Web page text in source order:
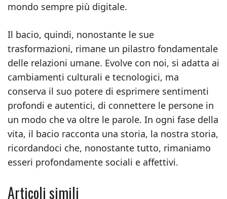
mondo sempre più digitale.
Il bacio, quindi, nonostante le sue
trasformazioni, rimane un pilastro fondamentale
delle relazioni umane. Evolve con noi, si adatta ai
cambiamenti culturali e tecnologici, ma
conserva il suo potere di esprimere sentimenti
profondi e autentici, di connettere le persone in
un modo che va oltre le parole. In ogni fase della
vita, il bacio racconta una storia, la nostra storia,
ricordandoci che, nonostante tutto, rimaniamo
esseri profondamente sociali e affettivi.
Articoli simili